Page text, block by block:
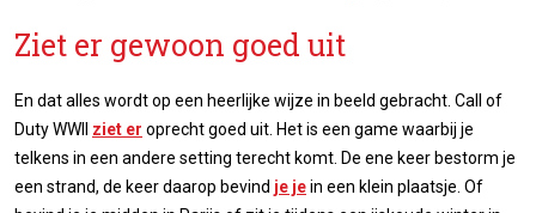
Ziet er gewoon goed uit
En dat alles wordt op een heerlijke wijze in beeld gebracht. Call of
Duty WWII ziet er oprecht goed uit. Het is een game waarbij je
telkens in een andere setting terecht komt. De ene keer bestorm je
een strand, de keer daarop bevind je jein een klein plaatsje. Of